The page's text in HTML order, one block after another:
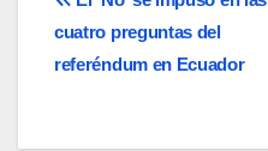
de
cuatro preguntas del
referéndum en Ecuador